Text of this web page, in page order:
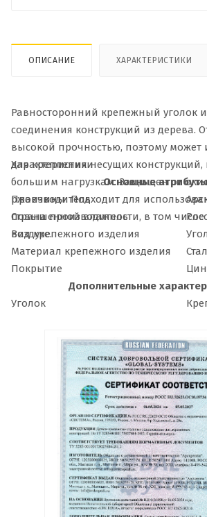
ОПИСАНИЕ ХАРАКТЕРИСТИКИ
Равносторонний крепежный уголок
соединения конструкций из дерева.
высокой прочностью, поэтому может
для крепления несущих
большим нагрузкам. Защищен от
ржавчины. Подходит для
повышенной влажности, в том числе
воздухе.
Характеристики
Основные атрибуты
Производитель
Страна производитель
Вид крепежного изделия
Материал крепежного изделия
Покрытие
Дополнительные
Уголок